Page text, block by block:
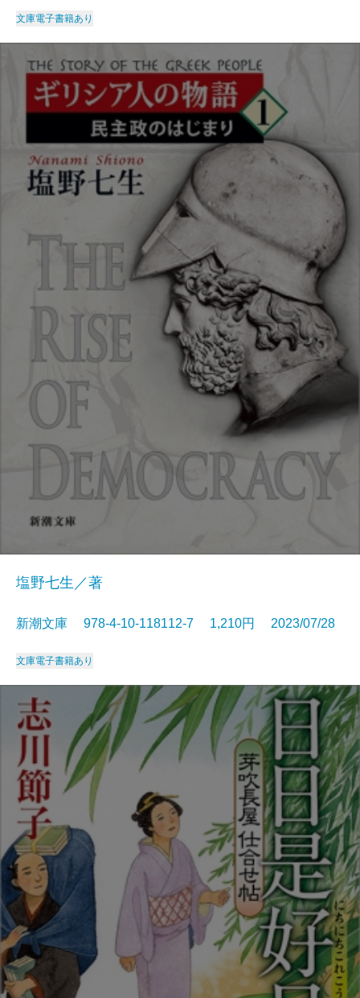
文庫電子書籍あり
塩野七生／著
新潮文庫 978-4-10-118112-7 1,210円 2023/07/28
文庫電子書籍あり